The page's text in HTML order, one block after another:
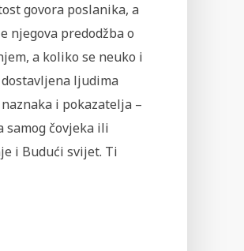
govora poslanika, a
njegova predodžba o
a koliko se neuko i
ljudima
i pokazatelja –
čovjeka ili
i Budući svijet. Ti